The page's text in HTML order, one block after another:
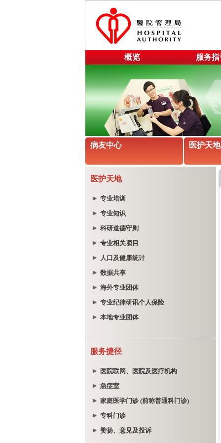
概览 服务
病友中心 医护天地
医护天地
专业培训
专业知识
科研道德守则
专业相关项目
人口及健康统计
数据共享
海外专业团体
专业纪律研讯个人保险
本地专业团体
服务捷径
医院联网、医院及医疗机构
急症室
家庭医学门诊 (前称普通科门诊)
专科门诊
赞扬、意见及投诉